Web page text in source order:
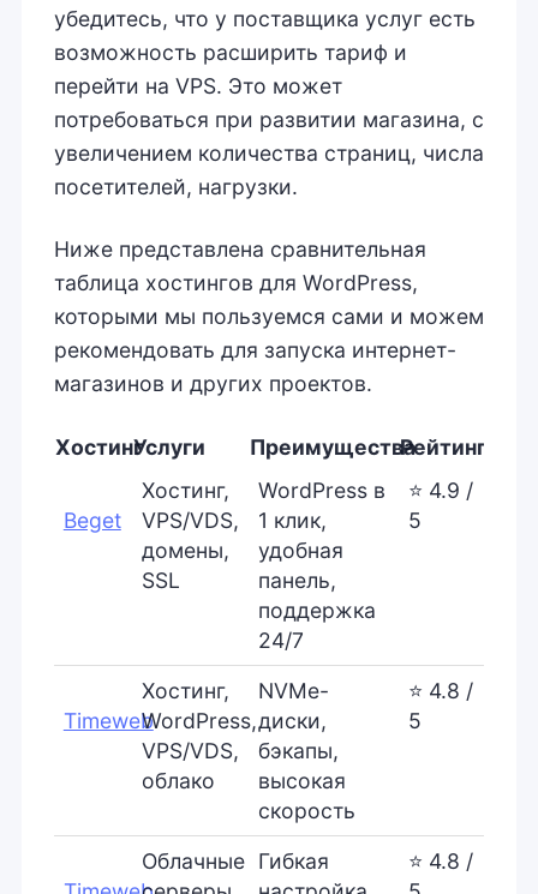
убедитесь, что у поставщика услуг есть
возможность расширить тариф и
перейти на VPS. Это может
потребоваться при развитии магазина, с
увеличением количества страниц, числа
посетителей, нагрузки.
Ниже представлена сравнительная
таблица хостингов для WordPress,
которыми мы пользуемся сами и можем
рекомендовать для запуска интернет-
магазинов и других проектов.
ХостингУслуги ПреимуществаРейтинг
Beget
Хостинг,
VPS/VDS,
домены,
SSL
WordPress в
1 клик,
удобная
панель,
поддержка
24/7
⭐ 4.9 /
5
Timeweb
Хостинг,
WordPress,
VPS/VDS,
облако
NVMe-
диски,
бэкапы,
высокая
скорость
⭐ 4.8 /
5
Облачные Гибкая
⭐ 4.8 /